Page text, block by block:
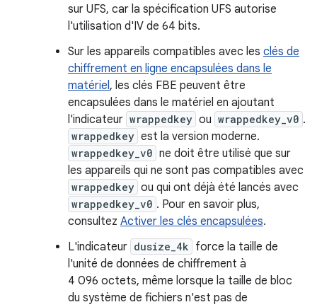
sur UFS, car la spécification UFS autorise
l'utilisation d'IV de 64 bits.
Sur les appareils compatibles avec les clés de
chiffrement en ligne encapsulées dans le
matériel, les clés FBE peuvent être
encapsulées dans le matériel en ajoutant
l'indicateur wrappedkey ou wrappedkey_v0 .
wrappedkey est la version moderne.
wrappedkey_v0 ne doit être utilisé que sur
les appareils qui ne sont pas compatibles avec
wrappedkey ou qui ont déjà été lancés avec
wrappedkey_v0 . Pour en savoir plus,
consultez Activer les clés encapsulées.
L'indicateur dusize_4k force la taille de
l'unité de données de chiffrement à
4 096 octets, même lorsque la taille de bloc
du système de fichiers n'est pas de